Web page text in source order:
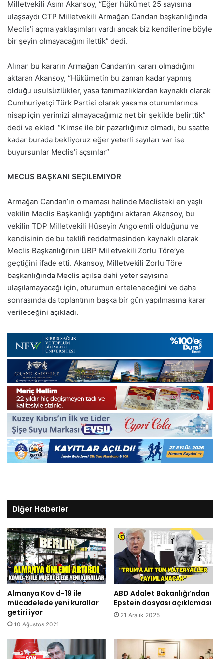
Milletvekili Asım Akansoy, “Eğer hükümet 25 sayısına
ulaşsaydı CTP Milletvekili Armağan Candan başkanlığında
Meclis’i açma yaklaşımları vardı ancak biz kendilerine böyle
bir şeyin olmayacağını ilettik” dedi.
Alınan bu kararın Armağan Candan’ın kararı olmadığını
aktaran Akansoy, “Hükümetin bu zaman kadar yapmış
olduğu usulsüzlükler, yasa tanımazlıklardan kaynaklı olarak
Cumhuriyetçi Türk Partisi olarak yasama oturumlarında
nisap için yerimizi almayacağımız net bir şekilde belirttik”
dedi ve ekledi “Kimse ile bir pazarlığımız olmadı, bu saatte
kadar burada bekliyoruz eğer yeterli sayıları var ise
buyursunlar Meclis’i açsınlar”
MECLİS BAŞKANI SEÇİLEMİYOR
Armağan Candan’ın olmaması halinde Meclisteki en yaşlı
vekilin Meclis Başkanlığı yaptığını aktaran Akansoy, bu
vekilin TDP Milletvekili Hüseyin Angolemli olduğunu ve
kendisinin de bu teklifi reddetmesinden kaynaklı olarak
Meclis Başkanlığı’nın UBP Milletvekili Zorlu Töre’ye
geçtiğini ifade etti. Akansoy, Milletvekili Zorlu Töre
başkanlığında Meclis açılsa dahi yeter sayısına
ulaşılamayacağı için, oturumun erteleneceğini ve daha
sonrasında da toplantının başka bir gün yapılmasına karar
verileceğini açıkladı.
Diğer Haberler
Almanya Kovid-19 ile
mücadelede yeni kurallar
getiriliyor
10 Ağustos 2021
ABD Adalet Bakanlığı’ndan
Epstein dosyası açıklaması
21 Aralık 2025